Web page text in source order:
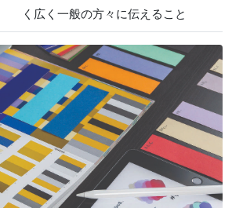
く広く一般の方々に伝えること